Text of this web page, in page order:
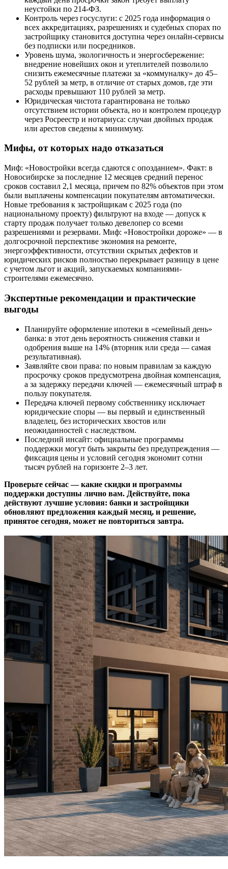
неустойки по 214-ФЗ.
Контроль через госуслуги: с 2025 года информация о
всех аккредитациях, разрешениях и судебных спорах по
застройщику становится доступна через онлайн-сервисы
без подписки или посредников.
Уровень шума, экологичность и энергосбережение:
внедрение новейших окон и утеплителей позволило
снизить ежемесячные платежи за «коммуналку» до 45–
52 рублей за метр, в отличие от старых домов, где эти
расходы превышают 110 рублей за метр.
Юридическая чистота гарантирована не только
отсутствием истории объекта, но и контролем процедур
через Росреестр и нотариуса: случаи двойных продаж
или арестов сведены к минимуму.
Мифы, от которых надо отказаться
Миф: «Новостройки всегда сдаются с опозданием». Факт: в
Новосибирске за последние 12 месяцев средний перенос
сроков составил 2,1 месяца, причем по 82% объектов при этом
были выплачены компенсации покупателям автоматически.
Новые требования к застройщикам с 2025 года (по
национальному проекту) фильтруют на входе — допуск к
старту продаж получает только девелопер со всеми
разрешениями и резервами. Миф: «Новостройки дороже» — в
долгосрочной перспективе экономия на ремонте,
энергоэффективности, отсутствии скрытых дефектов и
юридических рисков полностью перекрывает разницу в цене
с учетом льгот и акций, запускаемых компаниями-
строителями ежемесячно.
Экспертные рекомендации и практические
выгоды
Планируйте оформление ипотеки в «семейный день»
банка: в этот день вероятность снижения ставки и
одобрения выше на 14% (вторник или среда — самая
результативная).
Заявляйте свои права: по новым правилам за каждую
просрочку сроков предусмотрена двойная компенсация,
а за задержку передачи ключей — ежемесячный штраф в
пользу покупателя.
Передача ключей первому собственнику исключает
юридические споры — вы первый и единственный
владелец, без исторических хвостов или
неожиданностей с наследством.
Последний инсайт: официальные программы
поддержки могут быть закрыты без предупреждения —
фиксация цены и условий сегодня экономит сотни
тысяч рублей на горизонте 2–3 лет.
Проверьте сейчас — какие скидки и программы
поддержки доступны лично вам. Действуйте, пока
действуют лучшие условия: банки и застройщики
обновляют предложения каждый месяц, и решение,
принятое сегодня, может не повториться завтра.